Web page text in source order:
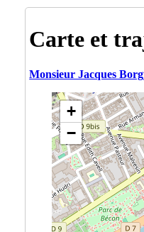
Carte et
Monsieur Jacques
+
−